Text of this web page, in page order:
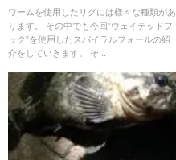
ワームを使用したリグには様々な種類があ
ります。 その中でも今回”ウェイテッドフ
ック”を使用したスパイラルフォールの紹
介をしていきます。 そ...